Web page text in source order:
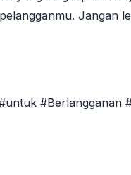
Jangan
#Berlangganan